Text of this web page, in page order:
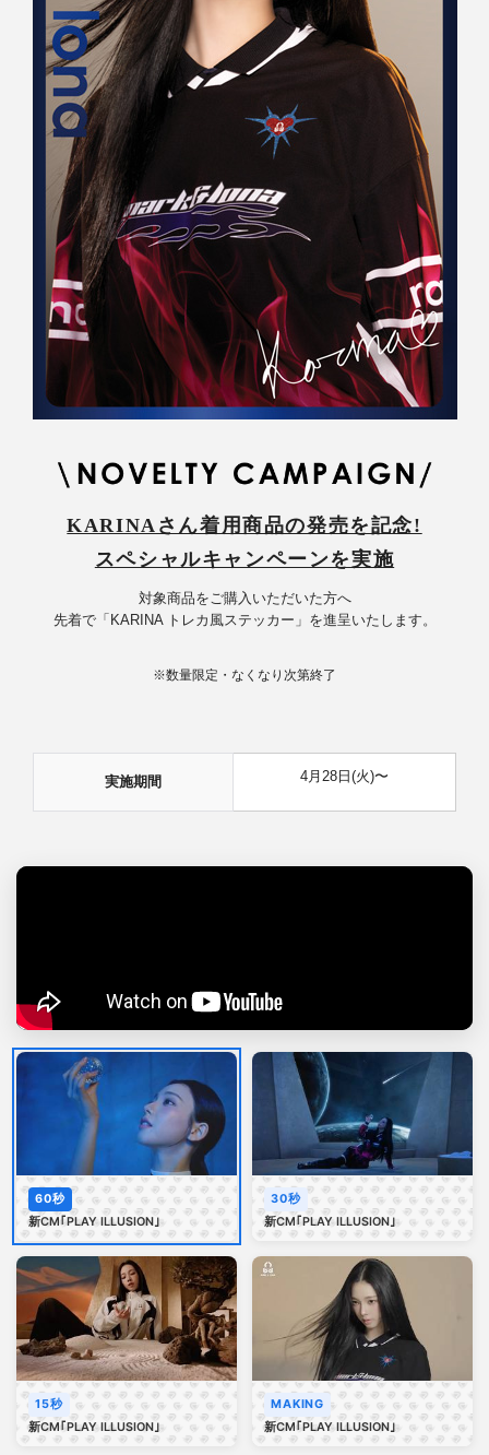
KARINAさん着用商品の発売を記念!
スペシャルキャンペーンを実施
対象商品をご購入いただいた方へ
先着で「KARINA トレカ風ステッカー」を進呈いたします。
※数量限定・なくなり次第終了
実施期間 4月28日(火)〜
60秒
新CM｢PLAY ILLUSION｣
30秒
新CM｢PLAY ILLUSION｣
15秒
新CM｢PLAY ILLUSION｣
MAKING
新CM｢PLAY ILLUSION｣